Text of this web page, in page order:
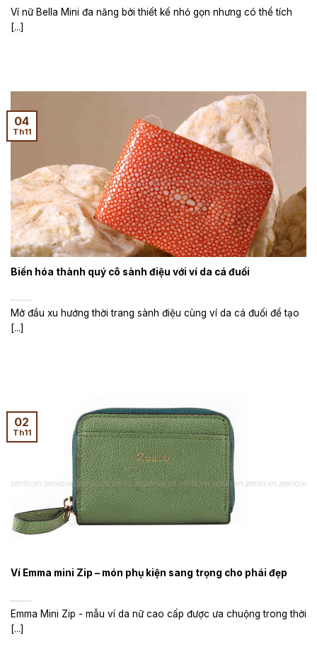
Ví nữ Bella Mini đa năng bởi thiết kế nhỏ gọn nhưng có thể tích
[...]
Biến hóa thành quý cô sành điệu với ví da cá đuối
Mở đầu xu hướng thời trang sành điệu cùng ví da cá đuối để tạo
[...]
04
Th11
Ví Emma mini Zip – món phụ kiện sang trọng cho phái đẹp
Emma Mini Zip - mẫu ví da nữ cao cấp được ưa chuộng trong thời
[...]
02
Th11